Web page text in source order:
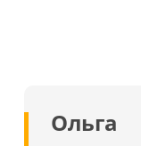
Ольга